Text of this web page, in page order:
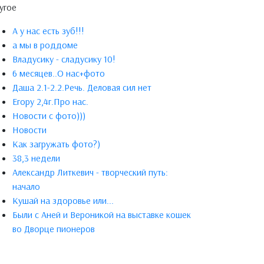
А у нас есть зуб!!!
а мы в роддоме
Владусику - сладусику 10!
6 месяцев..О нас+фото
Даша 2.1-2.2.Речь. Деловая сил нет
Егору 2,4г.Про нас.
Новости с фото)))
Новости
Как загружать фото?)
38,3 недели
Александр Литкевич - творческий путь:
начало
Кушай на здоровье или...
Были с Аней и Вероникой на выставке кошек
во Дворце пионеров